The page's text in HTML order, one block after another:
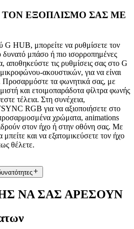
ΕΞΟΠΛΙΣΜΟ ΣΑΣ ΜΕ
G HUB, μπορείτε να ρυθμίσετε τον
δυνατό μπάσο ή πιο ισορροπημένες
αποθηκεύστε τις ρυθμίσεις σας στο G
ακουστικών, για να είναι
Προσαρμόστε τα φωνητικά σας, με
και ετοιμοπαράδοτα φίλτρα φωνής
τέλεια. Στη συνέχεια,
RGB για να αξιοποιήσετε στο
χρώματα, animations
στον ήχο ή στην οθόνη σας. Με
και να εξατομικεύσετε τον ήχο
θέλετε.
ΝΑ ΣΑΣ ΑΡΕΣΟΥΝ